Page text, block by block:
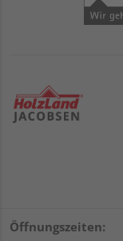
Öffnungszeiten: